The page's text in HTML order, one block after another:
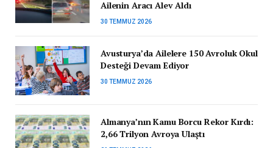
Ailenin Aracı Alev Aldı
30 TEMMUZ 2026
Avusturya’da Ailelere 150 Avroluk Okul
Desteği Devam Ediyor
30 TEMMUZ 2026
Almanya’nın Kamu Borcu Rekor Kırdı:
2,66 Trilyon Avroya Ulaştı